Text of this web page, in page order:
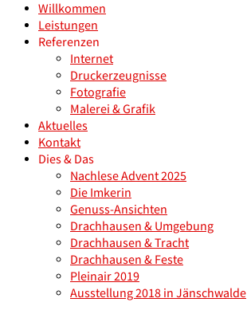
Willkommen
Leistungen
Referenzen
Internet
Druckerzeugnisse
Fotografie
Malerei & Grafik
Aktuelles
Kontakt
Dies & Das
Nachlese Advent 2025
Die Imkerin
Genuss-Ansichten
Drachhausen & Umgebung
Drachhausen & Tracht
Drachhausen & Feste
Pleinair 2019
Ausstellung 2018 in Jänschwalde